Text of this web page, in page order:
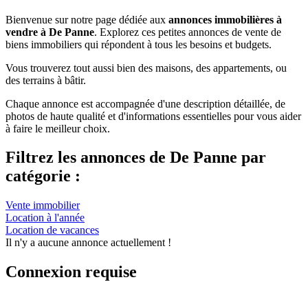
Bienvenue sur notre page dédiée aux annonces immobilières à
vendre à De Panne. Explorez ces petites annonces de vente de
biens immobiliers qui répondent à tous les besoins et budgets.
Vous trouverez tout aussi bien des maisons, des appartements, ou
des terrains à bâtir.
Chaque annonce est accompagnée d'une description détaillée, de
photos de haute qualité et d'informations essentielles pour vous aider
à faire le meilleur choix.
Filtrez les annonces de De Panne par
catégorie :
Vente immobilier
Location à l'année
Location de vacances
Il n'y a aucune annonce actuellement !
Connexion requise